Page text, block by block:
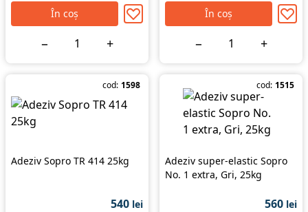
În coș
− +
În coș
− +
cod: 1598
Adeziv Sopro TR 414 25kg
540 lei
cod: 1515
Adeziv super-elastic Sopro
No. 1 extra, Gri, 25kg
560 lei